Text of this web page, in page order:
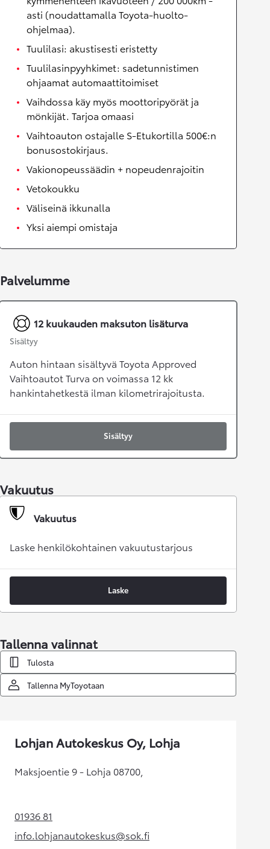
asti (noudattamalla Toyota-huolto-
ohjelmaa).
Tuulilasi: akustisesti eristetty
Tuulilasinpyyhkimet: sadetunnistimen
ohjaamat automaattitoimiset
Vaihdossa käy myös moottoripyörät ja
mönkijät. Tarjoa omaasi
Vaihtoauton ostajalle S-Etukortilla 500€:n
bonusostokirjaus.
Vakionopeussäädin + nopeudenrajoitin
Vetokoukku
Väliseinä ikkunalla
Yksi aiempi omistaja
Palvelumme
12 kuukauden maksuton lisäturva
Sisältyy
Auton hintaan sisältyvä Toyota Approved
Vaihtoautot Turva on voimassa 12 kk
hankintahetkestä ilman kilometrirajoitusta.
Sisältyy
Vakuutus
Vakuutus
Laske henkilökohtainen vakuutustarjous
Laske
Tallenna valinnat
Tulosta
Tallenna MyToyotaan
Lohjan Autokeskus Oy, Lohja
Maksjoentie 9 - Lohja 08700,
01936 81(Aukeaa uudessa välilehdessä)
info.lohjanautokeskus@sok.fi(Aukeaa uudessa välilehdessä)